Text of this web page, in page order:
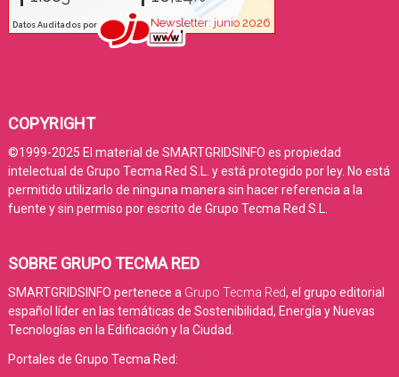
COPYRIGHT
©1999-2025 El material de SMARTGRIDSINFO es propiedad
intelectual de Grupo Tecma Red S.L. y está protegido por ley. No está
permitido utilizarlo de ninguna manera sin hacer referencia a la
fuente y sin permiso por escrito de Grupo Tecma Red S.L.
SOBRE GRUPO TECMA RED
SMARTGRIDSINFO pertenece a Grupo Tecma Red, el grupo editorial
español líder en las temáticas de Sostenibilidad, Energía y Nuevas
Tecnologías en la Edificación y la Ciudad.
Portales de Grupo Tecma Red: